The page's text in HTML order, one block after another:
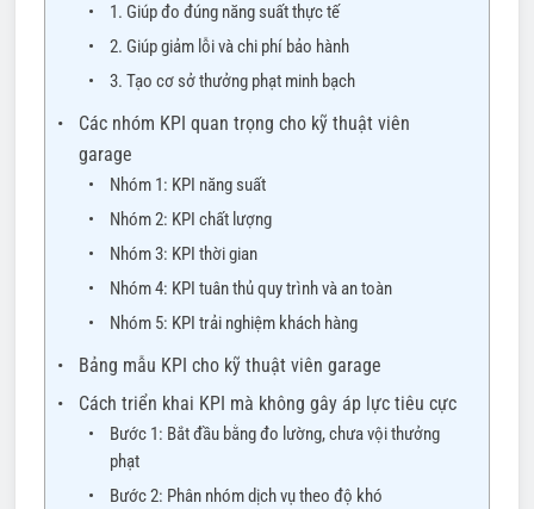
1. Giúp đo đúng năng suất thực tế
2. Giúp giảm lỗi và chi phí bảo hành
3. Tạo cơ sở thưởng phạt minh bạch
Các nhóm KPI quan trọng cho kỹ thuật viên
garage
Nhóm 1: KPI năng suất
Nhóm 2: KPI chất lượng
Nhóm 3: KPI thời gian
Nhóm 4: KPI tuân thủ quy trình và an toàn
Nhóm 5: KPI trải nghiệm khách hàng
Bảng mẫu KPI cho kỹ thuật viên garage
Cách triển khai KPI mà không gây áp lực tiêu cực
Bước 1: Bắt đầu bằng đo lường, chưa vội thưởng
phạt
Bước 2: Phân nhóm dịch vụ theo độ khó